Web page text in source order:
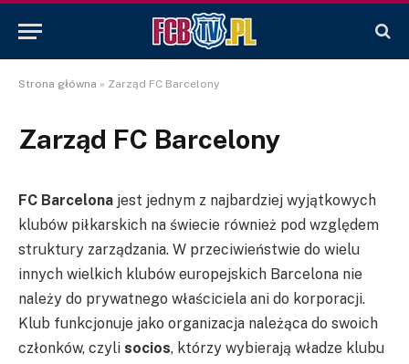
Strona główna » Zarząd FC Barcelony
Zarząd FC Barcelony
FC Barcelona jest jednym z najbardziej wyjątkowych
klubów piłkarskich na świecie również pod względem
struktury zarządzania. W przeciwieństwie do wielu
innych wielkich klubów europejskich Barcelona nie
należy do prywatnego właściciela ani do korporacji.
Klub funkcjonuje jako organizacja należąca do swoich
członków, czyli socios, którzy wybierają władze klubu